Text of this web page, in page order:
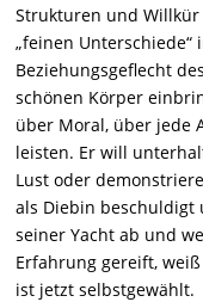
Strukturen und
„feinen Unterschiede“
Beziehungsgeflecht
schönen Körper
über Moral, über jede
leisten. Er will
Lust oder
als Diebin beschuldigt
seiner Yacht ab und
Erfahrung gereift,
ist jetzt selbstgewählt.